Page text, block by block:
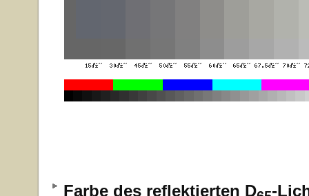
Farbe des reflektierten D
-